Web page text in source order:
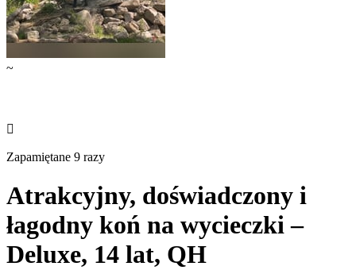
~

Zapamiętane 9 razy
Atrakcyjny, doświadczony i
łagodny koń na wycieczki –
Deluxe, 14 lat, QH